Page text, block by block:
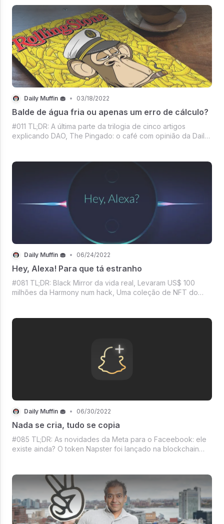
Ethereum, Mercado Crypto and more.
Daily Muffin 🧁 • 03/18/2022
Balde de água fria ou apenas um erro de cálculo?
#011 TL;DR: A última parte da trilogia de cinco artigos
explicando DAO, The Pingado: o café com opinião da Daily
mais.
Daily Muffin 🧁 • 06/24/2022
Hey, Alexa! Para que tá estranho
#081 TL;DR: Black Mirror da vida real, Levaram US$ 100
milhões da Harmony num hack, Uma coleção de NFT do
Mercado Crypto com disposição pra se
Daily Muffin 🧁 • 06/30/2022
Nada se cria, tudo se copia
#085 TL;DR: As novidades da Meta para o Faceebook: ele
existe ainda? O token Napster foi lançado na blockchain
até o Kevin Hart já tem NFT